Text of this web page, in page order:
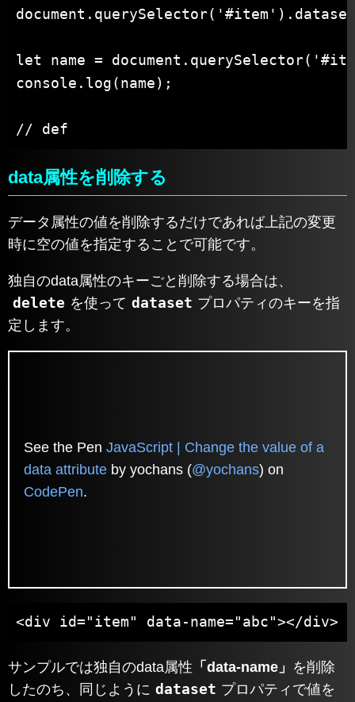
let name =
console.log(name);
// def
data属性を削除する
データ属性の値を削除するだけであれば上記の変更
時に空の値を指定することで可能です。
独自のdata属性のキーごと削除する場合は、
delete を使って dataset プロパティのキーを指
定します。
See the Pen JavaScript | Change the value of a
data attribute by yochans (@yochans) on
CodePen.
<div id="item" data-name="abc"></div>
サンプルでは独自のdata属性 「data-name」 を削除
したのち、同じように dataset プロパティで値を